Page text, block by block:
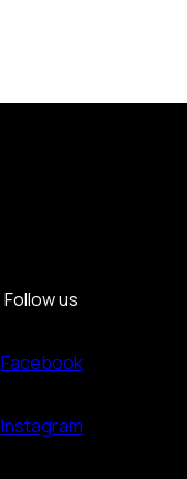
Follow us
Facebook
Instagram